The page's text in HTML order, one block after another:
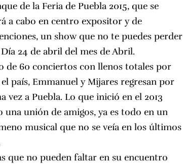
de la Feria de Puebla 2015, que se
a cabo en centro expositor y de
un show que no te puedes perder
24 de abril del mes de Abril.
de 60 conciertos con llenos totales por
país, Emmanuel y Mijares regresan por
vez a Puebla. Lo que inició en el 2013
una unión de amigos, ya es todo en un
musical que no se veía en los últimos
que no pueden faltar en su encuentro